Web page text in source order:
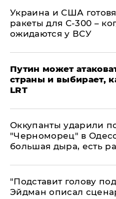
Украина и США
ракеты для С-300 –
ожидаются у ВСУ
Путин может
страны и выбирает,
LRT
Оккупанты ударили
"Черноморец" в
большая дыра, есть
​"Подставит голову
Эйдман описал